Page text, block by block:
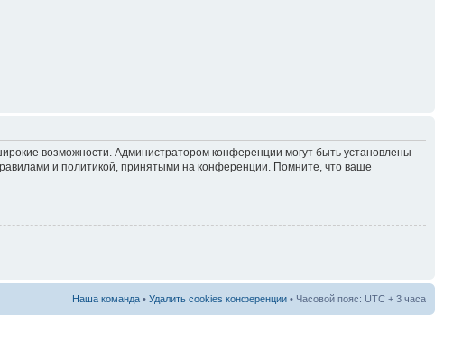
возможности. Администратором конференции могут быть установлены
и политикой, принятыми на конференции. Помните, что ваше
Наша команда • Удалить cookies конференции • Часовой пояс: UTC + 3 часа